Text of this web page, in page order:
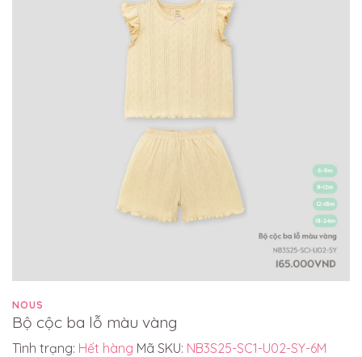
NOUS
Bộ cộc ba lỗ màu vàng
Tình trạng: Hết hàng Mã SKU: NB3S25-SC1-U02-SY-6M